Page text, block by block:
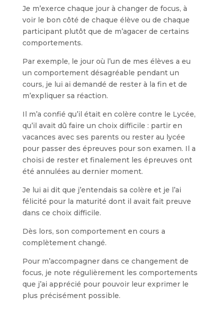
Je m’exerce chaque jour à changer de focus, à
voir le bon côté de chaque élève ou de chaque
participant plutôt que de m’agacer de certains
comportements.
Par exemple, le jour où l’un de mes élèves a eu
un comportement désagréable pendant un
cours, je lui ai demandé de rester à la fin et de
m’expliquer sa réaction.
Il m’a confié qu’il était en colère contre le Lycée,
qu’il avait dû faire un choix difficile : partir en
vacances avec ses parents ou rester au lycée
pour passer des épreuves pour son examen. Il a
choisi de rester et finalement les épreuves ont
été annulées au dernier moment.
Je lui ai dit que j’entendais sa colère et je l’ai
félicité pour la maturité dont il avait fait preuve
dans ce choix difficile.
Dès lors, son comportement en cours a
complètement changé.
Pour m’accompagner dans ce changement de
focus, je note régulièrement les comportements
que j’ai apprécié pour pouvoir leur exprimer le
plus précisément possible.